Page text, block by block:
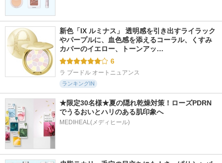
新色「IX ルミナス」 透明感を引き出すライラック
やパープルに、血色感を添えるコーラル、くすみ
カバーのイエロー、トーンアッ…
6
ラ プードル オートニュアンス
ランキングIN
★限定30名様★夏の隠れ乾燥対策！ローズPDRN
でうるおいとハリのある肌印象へ
MEDIHEAL(メディヒール)